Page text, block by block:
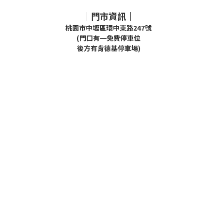
｜門市資訊｜
桃園市中壢區環中東路247號
(門口有一免費停車位
後方有肯德基停車場)